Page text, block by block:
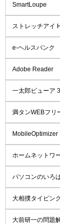
SmartLoupe
ストレッチアイ
e-ヘルスバンク
Adobe Reader
一太郎ビューア
満タンWEBフリ
MobileOptimizer
ホームネットワ
パソコンのいろ
大相撲タイピン
大前研一の問題